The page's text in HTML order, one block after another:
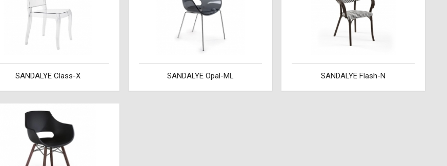
SANDALYE Class-X SANDALYE Opal-ML SANDALYE Flash-N